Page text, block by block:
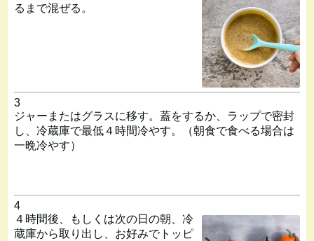
るまで混ぜる。
3
ジャーまたはグラスに移す。蓋をするか、ラップで密封
し、冷蔵庫で最低４時間冷やす。（朝食で食べる場合は
一晩冷やす）
4
４時間後、もしくは次の日の朝、冷
蔵庫から取り出し、お好みでトッピ